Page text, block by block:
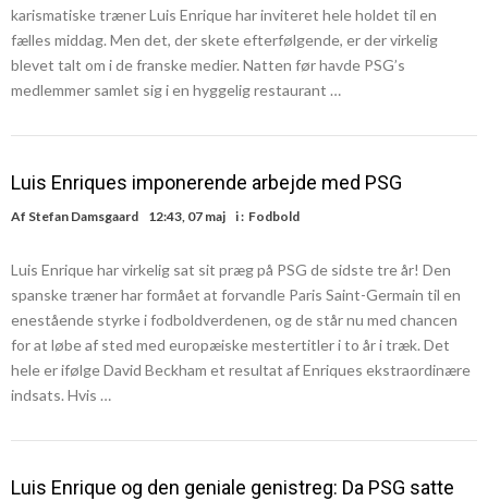
karismatiske træner Luis Enrique har inviteret hele holdet til en
fælles middag. Men det, der skete efterfølgende, er der virkelig
blevet talt om i de franske medier. Natten før havde PSG’s
medlemmer samlet sig i en hyggelig restaurant …
Luis Enriques imponerende arbejde med PSG
Af Stefan Damsgaard 12:43, 07 maj i : Fodbold
Luis Enrique har virkelig sat sit præg på PSG de sidste tre år! Den
spanske træner har formået at forvandle Paris Saint-Germain til en
enestående styrke i fodboldverdenen, og de står nu med chancen
for at løbe af sted med europæiske mestertitler i to år i træk. Det
hele er ifølge David Beckham et resultat af Enriques ekstraordinære
indsats. Hvis …
Luis Enrique og den geniale genistreg: Da PSG satte